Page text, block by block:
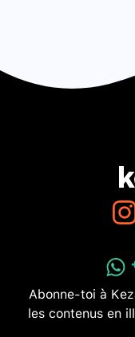
Abonne-toi à
les contenus en